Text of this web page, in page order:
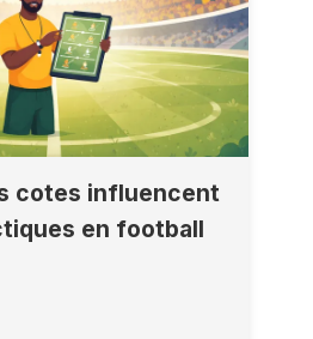
cotes influencent
en football